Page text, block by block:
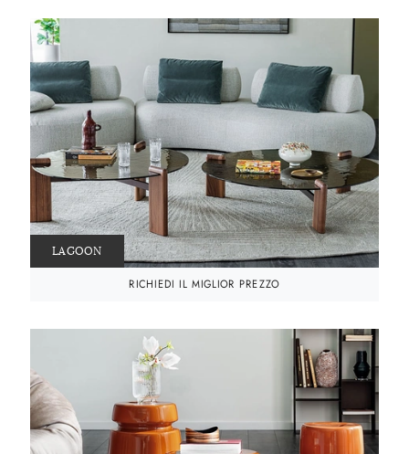
LAGOON
RICHIEDI IL MIGLIOR PREZZO